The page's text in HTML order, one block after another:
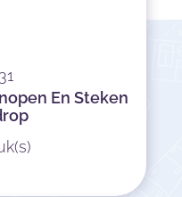
En Steken